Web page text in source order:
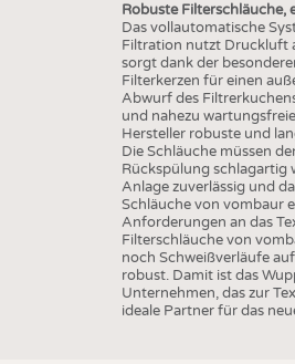
Robuste Filterschläuche,
Das vollautomatische
Filtration nutzt Druckluft
sorgt dank der
Filterkerzen für einen
Abwurf des
und nahezu
Hersteller robuste und
Die Schläuche müssen
Rückspülung schlagartig
Anlage zuverlässig und
Schläuche von vombaur
Anforderungen an das
Filterschläuche von
noch Schweißverläufe
robust. Damit ist das
Unternehmen, das zur
ideale Partner für das